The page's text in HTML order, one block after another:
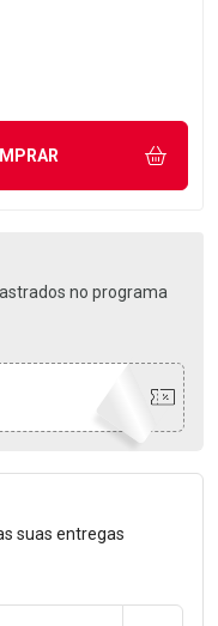
UNIDADE
no programa
Frete
suas entregas